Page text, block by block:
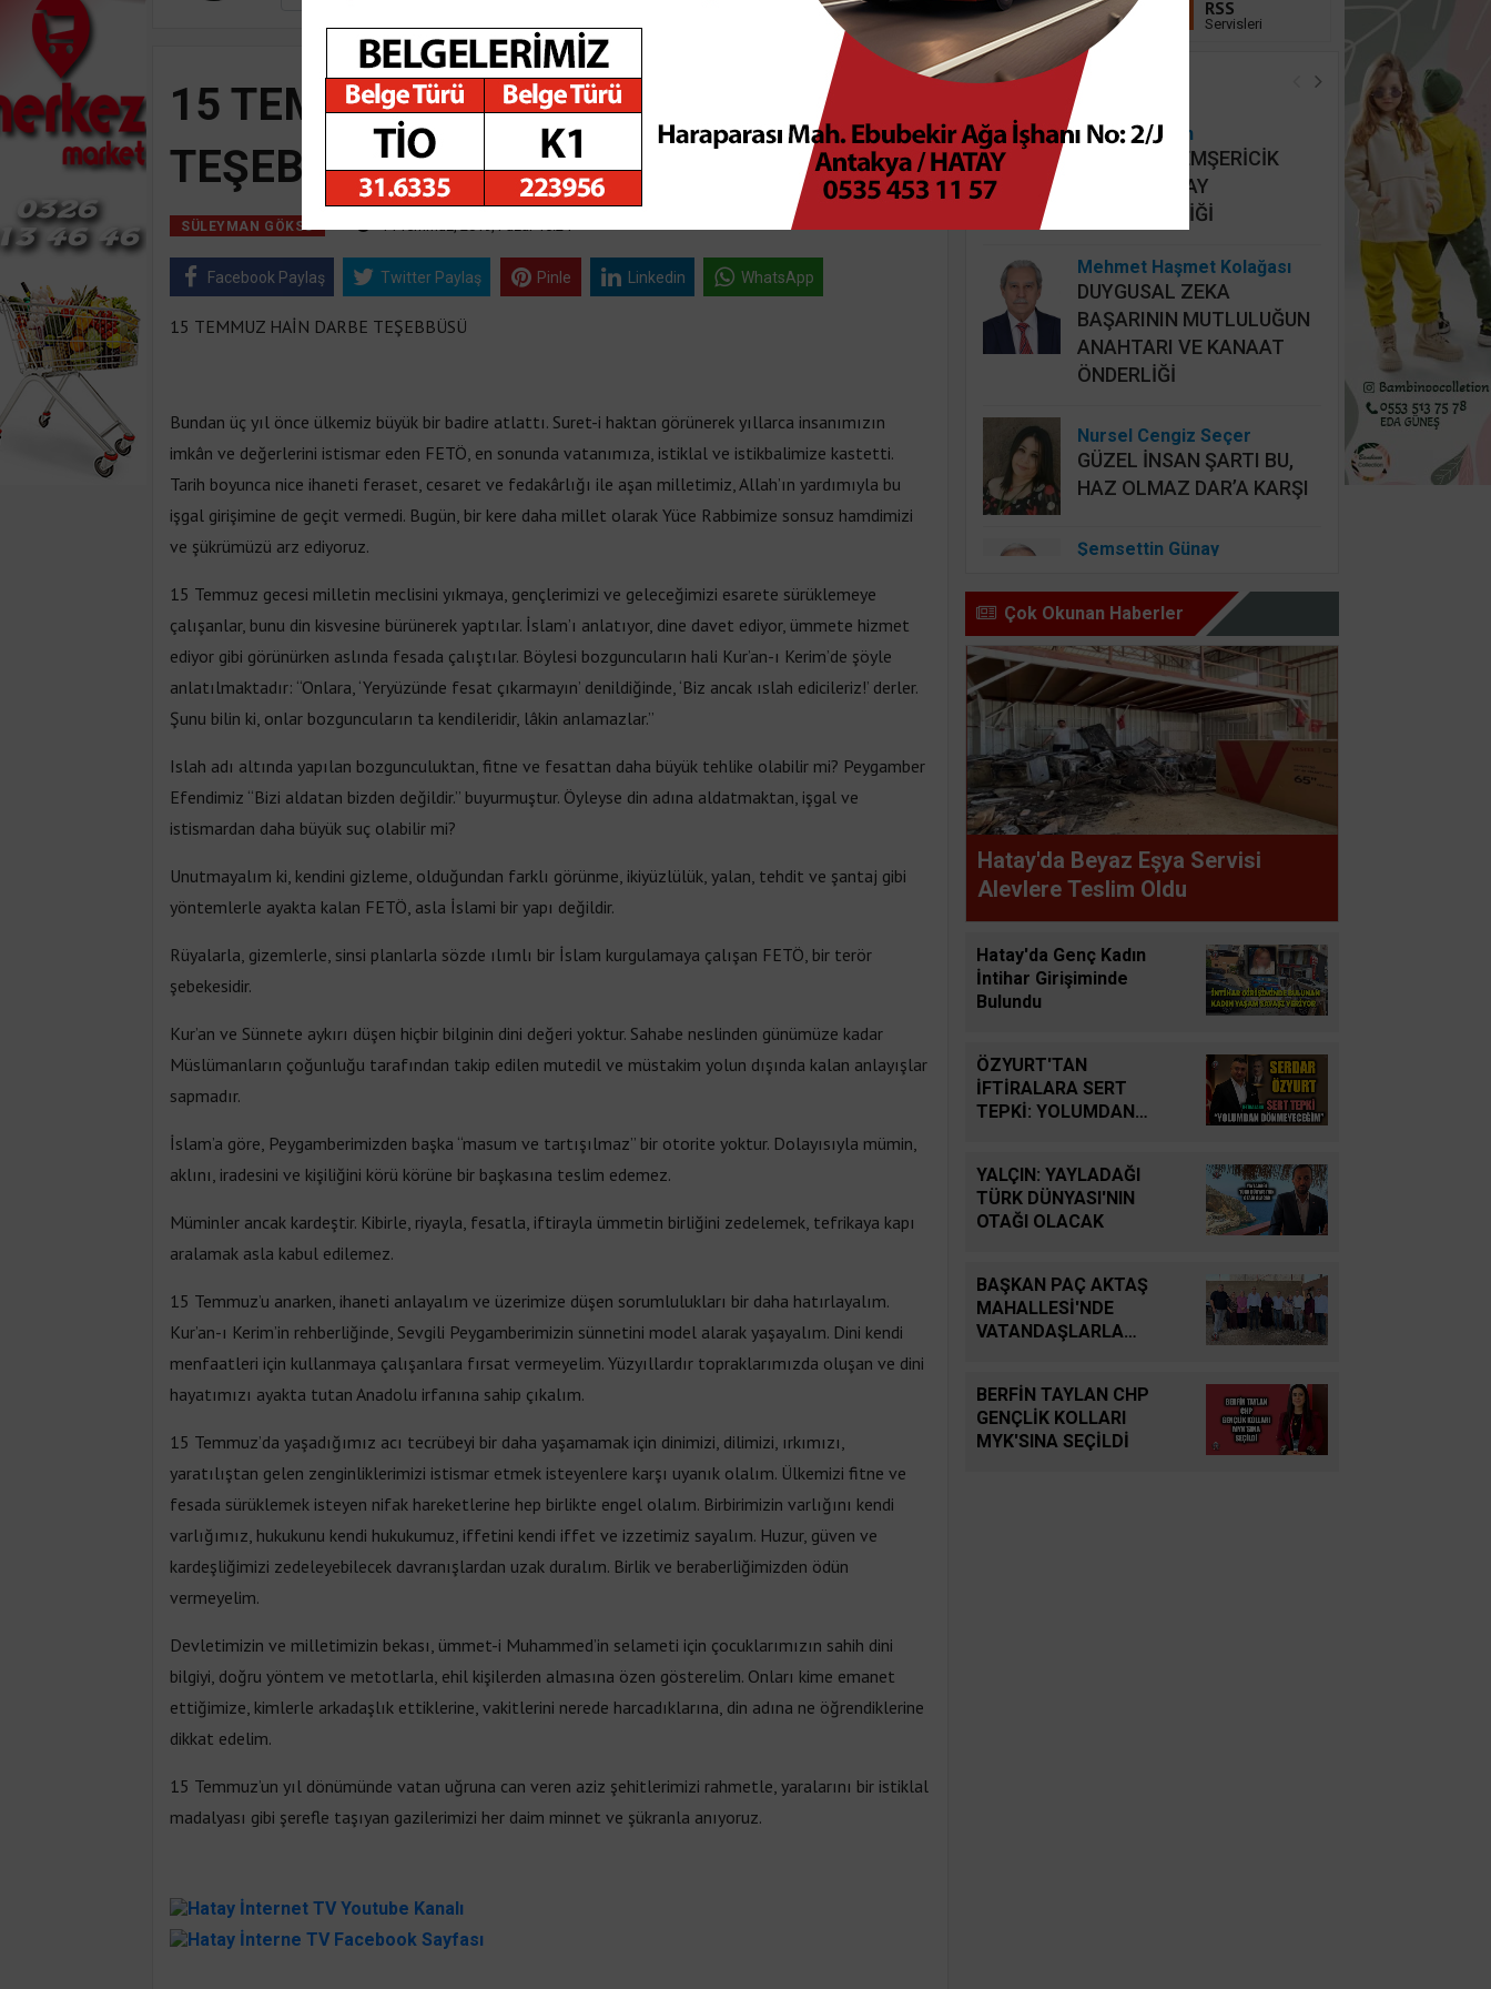
15 TEMMUZ HAİN DARBE
TEŞEBBÜSÜ
SÜLEYMAN GÖKSU 14 Temmuz, 2019, Pazar 16:24
Facebook Paylaş Twitter Paylaş Pinle Linkedin WhatsApp
15 TEMMUZ HAİN DARBE TEŞEBBÜSÜ
Bundan üç yıl önce ülkemiz büyük bir badire atlattı. Suret-i haktan görünerek yıllarca insanımızın
imkân ve değerlerini istismar eden FETÖ, en sonunda vatanımıza, istiklal ve istikbalimize kastetti.
Tarih boyunca nice ihaneti feraset, cesaret ve fedakârlığı ile aşan milletimiz, Allah’ın yardımıyla bu
işgal girişimine de geçit vermedi. Bugün, bir kere daha millet olarak Yüce Rabbimize sonsuz hamdimizi
ve şükrümüzü arz ediyoruz.
15 Temmuz gecesi milletin meclisini yıkmaya, gençlerimizi ve geleceğimizi esarete sürüklemeye
çalışanlar, bunu din kisvesine bürünerek yaptılar. İslam’ı anlatıyor, dine davet ediyor, ümmete hizmet
ediyor gibi görünürken aslında fesada çalıştılar. Böylesi bozguncuların hali Kur’an-ı Kerim’de şöyle
anlatılmaktadır: “Onlara, ‘Yeryüzünde fesat çıkarmayın’ denildiğinde, ‘Biz ancak ıslah edicileriz!’ derler.
Şunu bilin ki, onlar bozguncuların ta kendileridir, lâkin anlamazlar.”
Islah adı altında yapılan bozgunculuktan, fitne ve fesattan daha büyük tehlike olabilir mi? Peygamber
Efendimiz “Bizi aldatan bizden değildir.” buyurmuştur. Öyleyse din adına aldatmaktan, işgal ve
istismardan daha büyük suç olabilir mi?
Unutmayalım ki, kendini gizleme, olduğundan farklı görünme, ikiyüzlülük, yalan, tehdit ve şantaj gibi
yöntemlerle ayakta kalan FETÖ, asla İslami bir yapı değildir.
Rüyalarla, gizemlerle, sinsi planlarla sözde ılımlı bir İslam kurgulamaya çalışan FETÖ, bir terör
şebekesidir.
Kur’an ve Sünnete aykırı düşen hiçbir bilginin dini değeri yoktur. Sahabe neslinden günümüze kadar
Müslümanların çoğunluğu tarafından takip edilen mutedil ve müstakim yolun dışında kalan anlayışlar
sapmadır.
İslam’a göre, Peygamberimizden başka “masum ve tartışılmaz” bir otorite yoktur. Dolayısıyla mümin,
aklını, iradesini ve kişiliğini körü körüne bir başkasına teslim edemez.
Müminler ancak kardeştir. Kibirle, riyayla, fesatla, iftirayla ümmetin birliğini zedelemek, tefrikaya kapı
aralamak asla kabul edilemez.
15 Temmuz’u anarken, ihaneti anlayalım ve üzerimize düşen sorumlulukları bir daha hatırlayalım.
Kur’an-ı Kerim’in rehberliğinde, Sevgili Peygamberimizin sünnetini model alarak yaşayalım. Dini kendi
menfaatleri için kullanmaya çalışanlara fırsat vermeyelim. Yüzyıllardır topraklarımızda oluşan ve dini
hayatımızı ayakta tutan Anadolu irfanına sahip çıkalım.
15 Temmuz’da yaşadığımız acı tecrübeyi bir daha yaşamamak için dinimizi, dilimizi, ırkımızı,
yaratılıştan gelen zenginliklerimizi istismar etmek isteyenlere karşı uyanık olalım. Ülkemizi fitne ve
fesada sürüklemek isteyen nifak hareketlerine hep birlikte engel olalım. Birbirimizin varlığını kendi
varlığımız, hukukunu kendi hukukumuz, iffetini kendi iffet ve izzetimiz sayalım. Huzur, güven ve
kardeşliğimizi zedeleyebilecek davranışlardan uzak duralım. Birlik ve beraberliğimizden ödün
vermeyelim.
Devletimizin ve milletimizin bekası, ümmet-i Muhammed’in selameti için çocuklarımızın sahih dini
bilgiyi, doğru yöntem ve metotlarla, ehil kişilerden almasına özen gösterelim. Onları kime emanet
ettiğimize, kimlerle arkadaşlık ettiklerine, vakitlerini nerede harcadıklarına, din adına ne öğrendiklerine
dikkat edelim.
15 Temmuz’un yıl dönümünde vatan uğruna can veren aziz şehitlerimizi rahmetle, yaralarını bir istiklal
madalyası gibi şerefle taşıyan gazilerimizi her daim minnet ve şükranla anıyoruz.
Linkedin
Takip Et
RSS
Servisleri
Köşe Yazarları
Hidayet Şişkin
MAHALLİ HEMŞERİCİK
YERİNE HATAY
HEMŞERİCİLİĞİ
Mehmet Haşmet Kolağası
DUYGUSAL ZEKA
BAŞARININ MUTLULUĞUN
ANAHTARI VE KANAAT
ÖNDERLİĞİ
Nursel Cengiz Seçer
GÜZEL İNSAN ŞARTI BU,
HAZ OLMAZ DAR’A KARŞI
Şemsettin Günay
YAPILAN ANLAŞMALARI
Osman Onbaşıgil
ALLAH SEVGİSİ OLAN
YERDE İYİLİK ve FAZİLET
OLUR
Süleyman GÖKSU
Zaferler Ayı Ağustos
AYNI ENKAZIN TOZUNU
İsmail Cingöz
Yarım Kalan Stratejik
Hayallerden Küresel
Savunma Sanayiinin
Tarihsel Yolculuğu
Enerji Jeopolitiğinde Yeni
Bir Dönem: Kerkük’ten
Ceyhan’a Stratejik
Ahmet Süreyya DURNA
SARAYKENT’TE ŞİİR
Çok Okunan Haberler
Hatay'da Beyaz Eşya Servisi
Alevlere Teslim Oldu
Hatay'da Genç Kadın
İntihar Girişiminde
Bulundu
ÖZYURT'TAN
İFTİRALARA SERT
TEPKİ: YOLUMDAN
YALÇIN: YAYLADAĞI
TÜRK DÜNYASI'NIN
OTAĞI OLACAK
BAŞKAN PAÇ AKTAŞ
MAHALLESİ'NDE
VATANDAŞLARLA
BERFİN TAYLAN CHP
GENÇLİK KOLLARI
MYK'SINA SEÇİLDİ